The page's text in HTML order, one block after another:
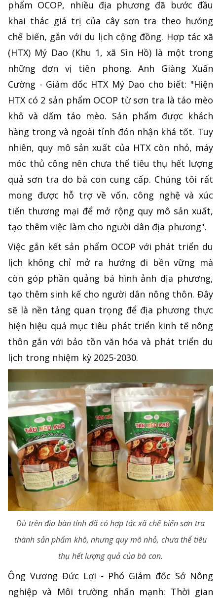
phẩm OCOP, nhiều địa phương đã bước đầu
khai thác giá trị của cây sơn tra theo hướng
chế biến, gắn với du lịch cộng đồng. Hợp tác xã
(HTX) Mý Dao (Khu 1, xã Sìn Hồ) là một trong
những đơn vị tiên phong. Anh Giàng Xuấn
Cường - Giám đốc HTX Mý Dao cho biết: "Hiện
HTX có 2 sản phẩm OCOP từ sơn tra là táo mèo
khô và dấm táo mèo. Sản phẩm được khách
hàng trong và ngoài tỉnh đón nhận khá tốt. Tuy
nhiên, quy mô sản xuất của HTX còn nhỏ, máy
móc thủ công nên chưa thể tiêu thụ hết lượng
quả sơn tra do bà con cung cấp. Chúng tôi rất
mong được hỗ trợ về vốn, công nghệ và xúc
tiến thương mại để mở rộng quy mô sản xuất,
tạo thêm việc làm cho người dân địa phương".
Việc gắn kết sản phẩm OCOP với phát triển du
lịch không chỉ mở ra hướng đi bền vững mà
còn góp phần quảng bá hình ảnh địa phương,
tạo thêm sinh kế cho người dân nông thôn. Đây
sẽ là nền tảng quan trọng để địa phương thực
hiện hiệu quả mục tiêu phát triển kinh tế nông
thôn gắn với bảo tồn văn hóa và phát triển du
lịch trong nhiệm kỳ 2025-2030.
Dù trên địa bàn tỉnh đã có hợp tác xã chế biến sơn tra
thành sản phẩm khô, nhưng quy mô nhỏ, chưa thể tiêu
thụ hết lượng quả của bà con.
Ông Vương Đức Lợi - Phó Giám đốc Sở Nông
nghiệp và Môi trường nhấn mạnh: Thời gian